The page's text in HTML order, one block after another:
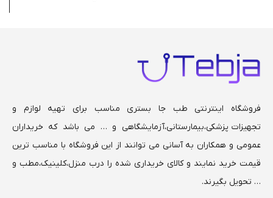
فروشگاه اینترنتی طب جا بستری مناسب برای تهیه لوازم و
تجهیزات پزشکی،بیمارستانی،آزمایشگاهی و … می باشد که خریداران
عمومی و همکاران به آسانی می توانند از این فروشگاه با مناسب ترین
قیمت خرید نمایند و کالای خریداری شده را درب منزل،کلینیک،مطب و
… تحویل بگیرند.